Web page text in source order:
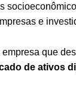
e
empresa que
de ativos